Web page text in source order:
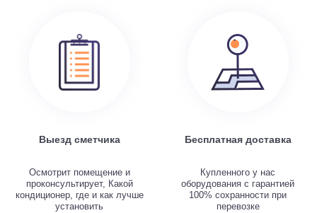
Выезд сметчика
Осмотрит помещение и
проконсультирует, Какой
кондиционер, где и как лучше
установить
Бесплатная доставка
Купленного у нас
оборудования с гарантией
100% сохранности при
перевозке